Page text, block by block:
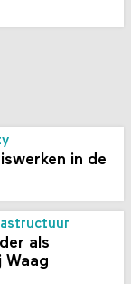
in de
als
Waag